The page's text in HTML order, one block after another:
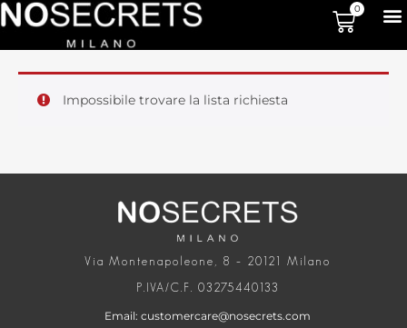
0
Impossibile trovare la lista richiesta
Via Montenapoleone, 8 – 20121 Milano
P.IVA/C.F. 03275440133
Email: customercare@nosecrets.com